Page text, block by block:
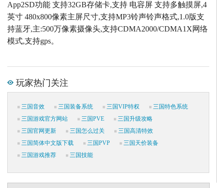
App2SD功能 支持32GB存储卡,支持 电容屏 支持多触摸屏,4
英寸 480x800像素主屏尺寸,支持MP3铃声铃声格式,1.0版支
持蓝牙,主:500万像素摄像头,支持CDMA2000/CDMA1X网络
模式,支持gps。
玩家热门关注
三国音效 三国装备系统 三国VIP特权
三国特色系统
三国游戏官方网站
三国PVE
三国升级攻略
三国官网更新
三国怎么过关
三国高清特效
三国简体中文版下载
三国PVP
三国天价装备
三国游戏推荐
三国技能